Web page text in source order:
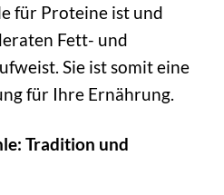
für Proteine ist und
Fett- und
Sie ist somit eine
für Ihre Ernährung.
Tradition und